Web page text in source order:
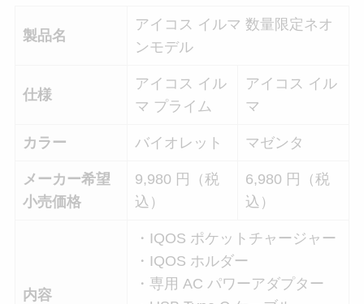
製品名
アイコス イルマ 数量限定ネオ
ンモデル
仕様
アイコス イル
マ プライム
アイコス イル
マ
カラー バイオレット マゼンタ
メーカー希望
小売価格
9,980 円（税
込）
6,980 円（税
込）
内容
・IQOS ポケットチャージャー
・IQOS ホルダー
・専用 AC パワーアダプター